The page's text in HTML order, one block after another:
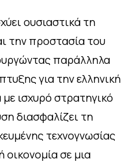
ουσιαστικά τη
την προστασία του
παράλληλα
για την ελληνική
ισχυρό στρατηγικό
διασφαλίζει τη
τεχνογνωσίας
οικονομία σε μια